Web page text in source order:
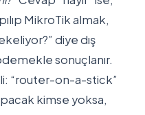
MikroTik almak,
diye dış
sonuçlanır.
“router-on-a-stick”
kimse yoksa,